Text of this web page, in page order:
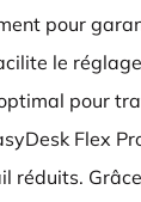
pour
le
pour
Flex
réduits.